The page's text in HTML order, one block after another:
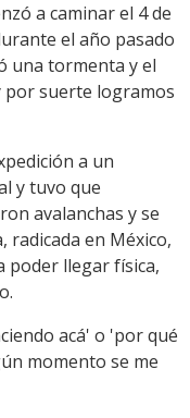
a caminar el 4 de
el año pasado
una tormenta y el
por suerte logramos
a un
y tuvo que
avalanchas y se
radicada en México,
poder llegar física,
acá' o 'por qué
momento se me